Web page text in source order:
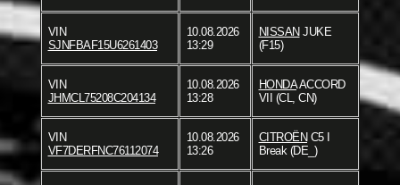
VIN
SJNFBAF15U6261403
10.08.2026
13:29
NISSAN JUKE
(F15)
VIN
JHMCL75208C204134
10.08.2026
13:28
HONDAACCORD
VII (CL, CN)
VIN
VF7DERFNC76112074
10.08.2026
13:26
CITROËN C5 I
Break (DE_)